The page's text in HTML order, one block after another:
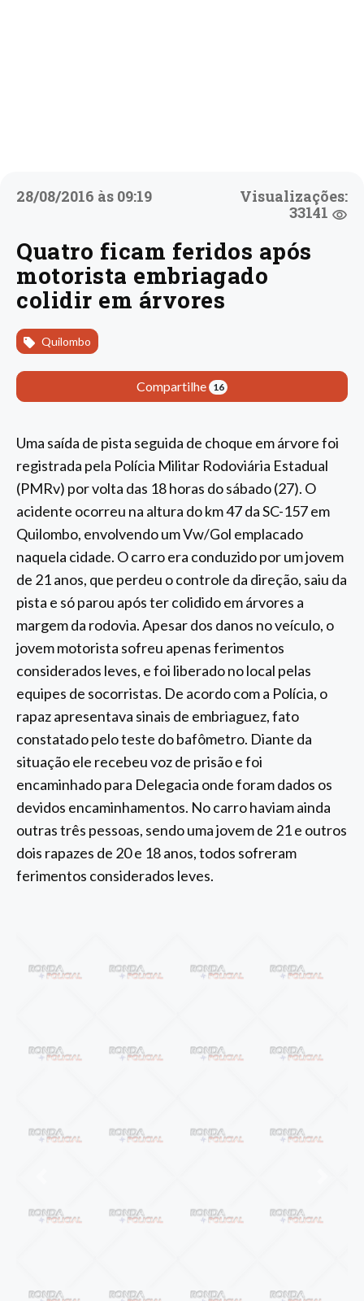
28/08/2016 às 09:19
Visualizações:
33141
Quatro ficam feridos após
motorista embriagado
colidir em árvores
Quilombo
Compartilhe 16
Uma saída de pista seguida de choque em árvore foi
registrada pela Polícia Militar Rodoviária Estadual
(PMRv) por volta das 18 horas do sábado (27). O
acidente ocorreu na altura do km 47 da SC-157 em
Quilombo, envolvendo um Vw/Gol emplacado
naquela cidade. O carro era conduzido por um jovem
de 21 anos, que perdeu o controle da direção, saiu da
pista e só parou após ter colidido em árvores a
margem da rodovia. Apesar dos danos no veículo, o
jovem motorista sofreu apenas ferimentos
considerados leves, e foi liberado no local pelas
equipes de socorristas. De acordo com a Polícia, o
rapaz apresentava sinais de embriaguez, fato
constatado pelo teste do bafômetro. Diante da
situação ele recebeu voz de prisão e foi
encaminhado para Delegacia onde foram dados os
devidos encaminhamentos. No carro haviam ainda
outras três pessoas, sendo uma jovem de 21 e outros
dois rapazes de 20 e 18 anos, todos sofreram
ferimentos considerados leves.